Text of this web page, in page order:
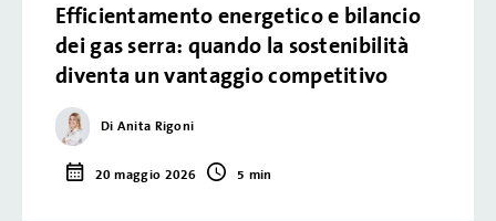
Efficientamento energetico e bilancio
dei gas serra: quando la sostenibilità
diventa un vantaggio competitivo
Di Anita Rigoni
20 maggio 2026 5 min